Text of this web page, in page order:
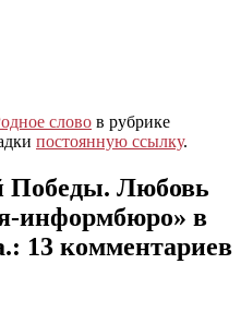
слово в рубрике
постоянную ссылку.
Победы. Любовь
информбюро» в
: 13 комментариев